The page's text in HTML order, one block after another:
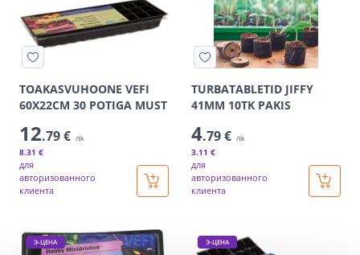
TOAKASVUHOONE VEFI
60X22CM 30 POTIGA MUST
12.79 € /tk
8.31 €
для
авторизованного
клиента
TURBATABLETID JIFFY
41MM 10TK PAKIS
4.79 € /tk
3.11 €
для
авторизованного
клиента
Э-ЦЕНА Э-ЦЕНА